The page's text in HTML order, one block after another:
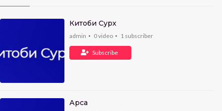
Китоби Сурх
admin 0video 1subscriber
Subscribe
Арса